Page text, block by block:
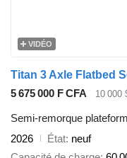
VIDÉO
5 675 000 F CFA 10 000
Semi-remorque
2026
État neuf